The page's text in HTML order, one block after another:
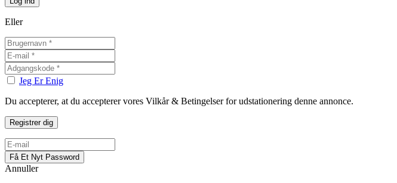
Eller
Jeg Er Enig
Du accepterer, at du accepterer vores Vilkår & Betingelser for udstationering denne annonce.
Annuller